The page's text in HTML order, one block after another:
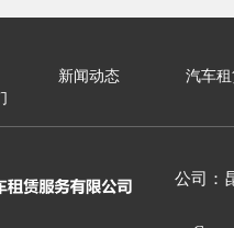
新闻动态
汽车
公司：